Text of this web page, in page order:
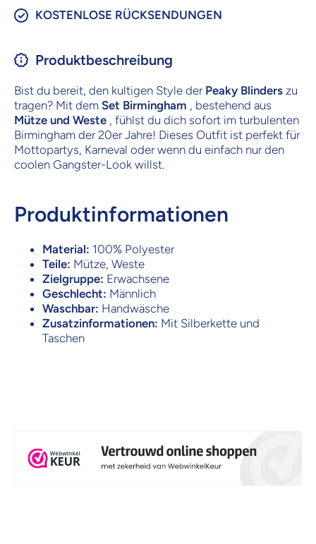
KOSTENLOSE RÜCKSENDUNGEN
Produktbeschreibung
Bist du bereit, den kultigen Style der Peaky Blinders zu
tragen? Mit dem Set Birmingham , bestehend aus
Mütze und Weste , fühlst du dich sofort im turbulenten
Birmingham der 20er Jahre! Dieses Outfit ist perfekt für
Mottopartys, Karneval oder wenn du einfach nur den
coolen Gangster-Look willst.
Produktinformationen
Material: 100% Polyester
Teile: Mütze, Weste
Zielgruppe: Erwachsene
Geschlecht: Männlich
Waschbar: Handwäsche
Zusatzinformationen: Mit Silberkette und
Taschen